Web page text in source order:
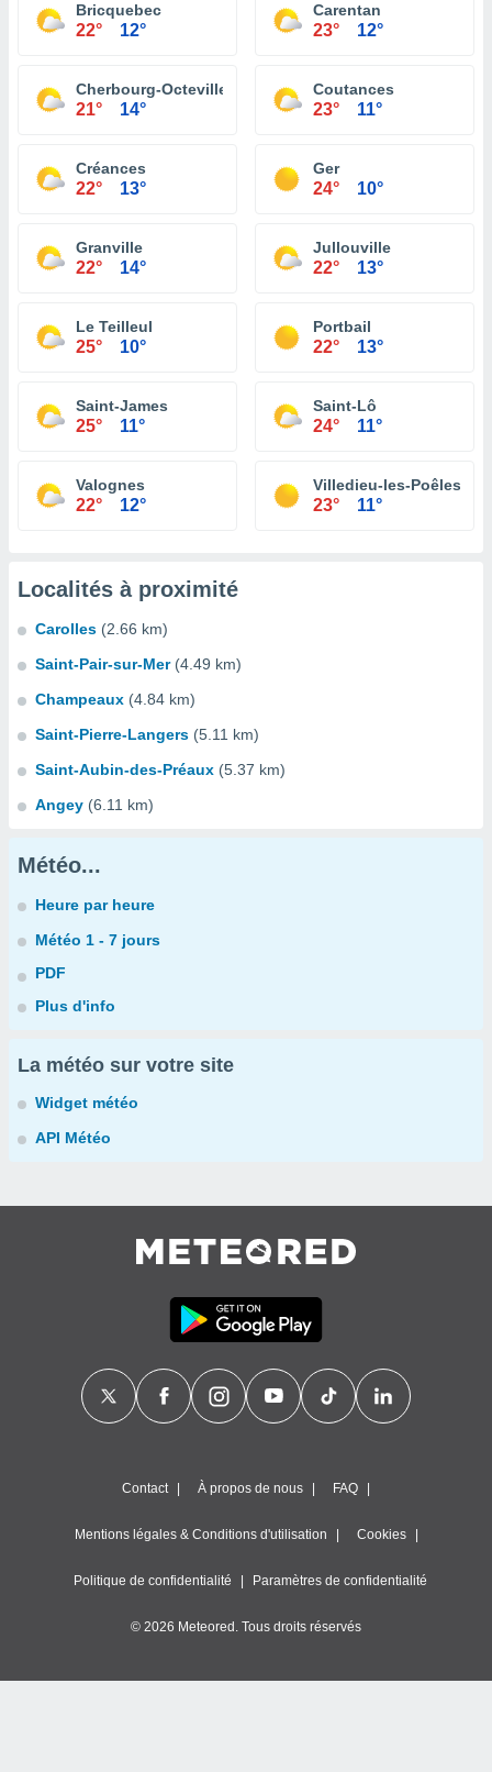
Bricquebec
22° 12°
Carentan
23° 12°
Cherbourg-Octeville
21° 14°
Coutances
23° 11°
Créances
22° 13°
Ger
24° 10°
Granville
22° 14°
Jullouville
22° 13°
Le Teilleul
25° 10°
Portbail
22° 13°
Saint-James
25° 11°
Saint-Lô
24° 11°
Valognes
22° 12°
Villedieu-les-Poêles
23° 11°
Localités à proximité
Carolles (2.66 km)
Saint-Pair-sur-Mer (4.49 km)
Champeaux (4.84 km)
Saint-Pierre-Langers (5.11 km)
Saint-Aubin-des-Préaux (5.37 km)
Angey (6.11 km)
Météo...
Heure par heure
Météo 1 - 7 jours
PDF
Plus d'info
La météo sur votre site
Widget météo
API Météo
Contact À propos de nous FAQ
Mentions légales & Conditions d'utilisation Cookies
Politique de confidentialité Paramètres de confidentialité
© 2026 Meteored. Tous droits réservés